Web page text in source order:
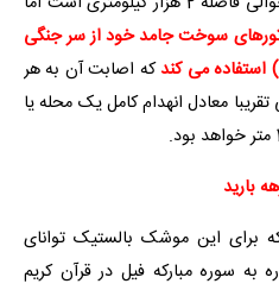
سوخت جامد خود از سر جنگی
که اصابت آن به هر
معادل انهدام کامل یک محله یا
بارید
این موشک بالستیک توانای
سوره مبارکه فیل در قرآن کریم